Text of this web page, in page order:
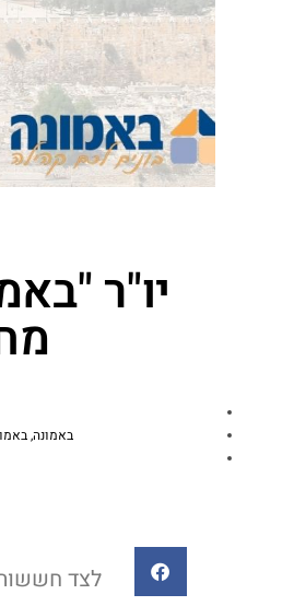
יו"ר
באמונה,
לצד